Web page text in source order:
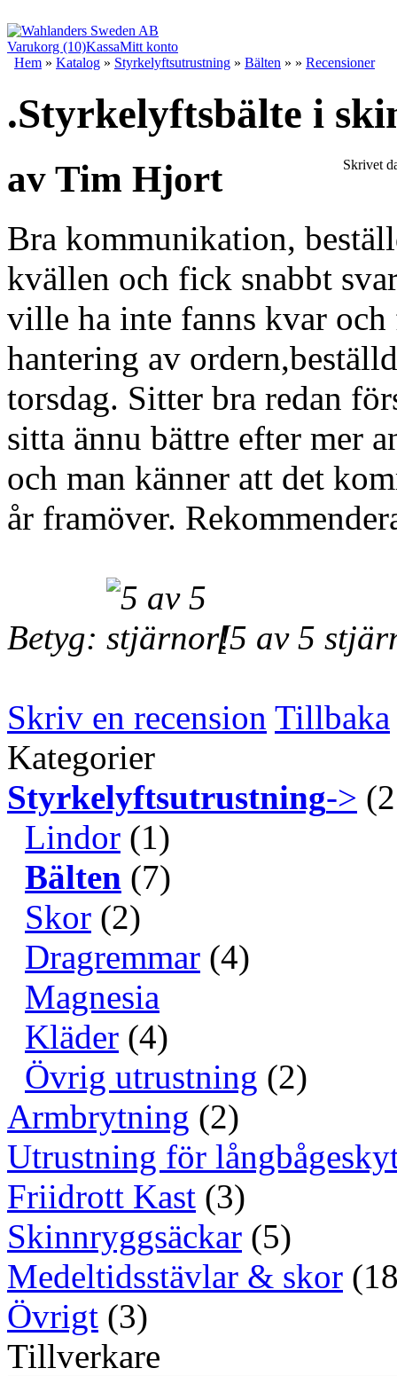
Varukorg (10)KassaMitt konto
Hem » Katalog » Styrkelyftsutrustning » Bälten » » Recensioner
.Styrkelyftsbälte i
Skrivet
av Tim Hjort
Bra kommunikation,
kvällen och fick snabbt
ville ha inte fanns kvar
hantering av
torsdag. Sitter bra redan
sitta ännu bättre efter mer
och man känner att det
år framöver.
Betyg: [5 av 5
Skriv en recension Tillbaka
Kategorier
Styrkelyftsutrustning->
Lindor (1)
Bälten (7)
Skor (2)
Dragremmar (4)
Magnesia
Kläder (4)
Övrig utrustning (2)
Armbrytning (2)
Utrustning för
Friidrott Kast (3)
Skinnryggsäckar (5)
Medeltidsstävlar & skor
Övrigt (3)
Tillverkare